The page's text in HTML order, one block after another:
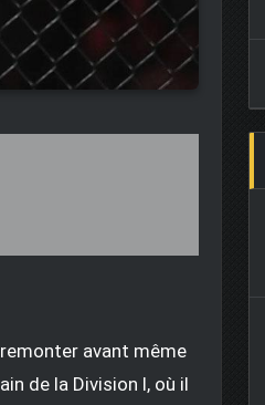
avant même
de la Division I, où il